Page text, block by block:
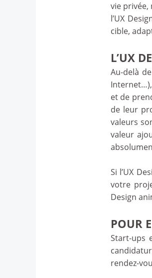
vie privée,
l’UX
cible,
L’UX
Au-delà
et de
de leur
valeurs
valeur
Si l’UX
votre
Design
POUR
Start-ups
rendez-